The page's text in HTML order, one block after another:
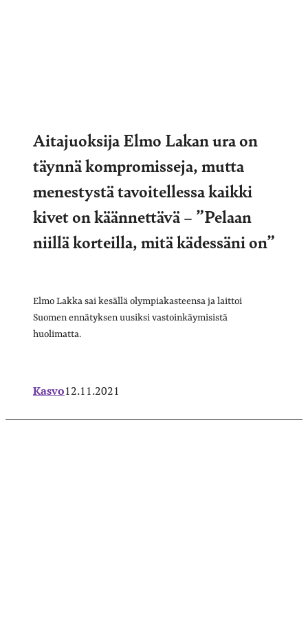
Aitajuoksija Elmo Lakan ura on
täynnä kompromisseja, mutta
menestystä tavoitellessa kaikki
kivet on käännettävä – ”Pelaan
niillä korteilla, mitä kädessäni on”
Elmo Lakka sai kesällä olympiakasteensa ja laittoi
Suomen ennätyksen uusiksi vastoinkäymisistä
huolimatta.
Kasvo12.11.2021